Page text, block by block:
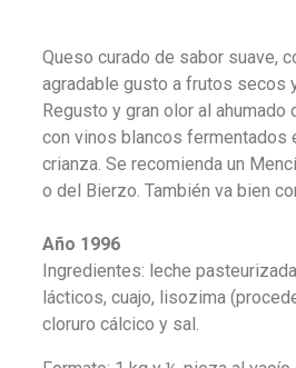
Queso curado de sabor suave,
agradable gusto a frutos secos
Regusto y gran olor al ahumado
con vinos blancos fermentados
crianza. Se recomienda un
o del Bierzo. También va bien
Año 1996
Ingredientes: leche
lácticos, cuajo, lisozima
cloruro cálcico y sal.